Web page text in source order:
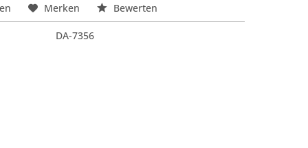
Merken Bewerten
DA-7356